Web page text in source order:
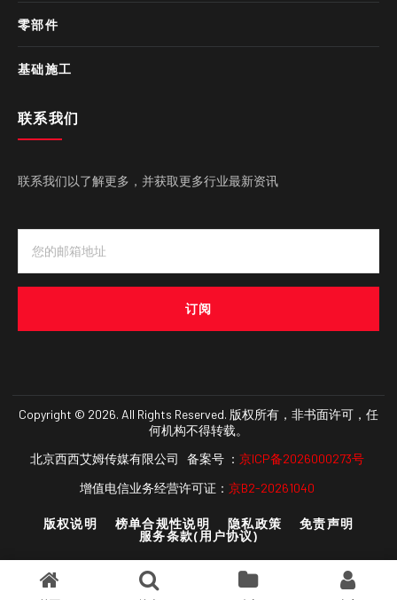
零部件
基础施工
联系我们
联系我们以了解更多，并获取更多行业最新资讯
订阅
Copyright © 2026. All Rights Reserved. 版权所有，非书面许可，任
何机构不得转载。
北京西西艾姆传媒有限公司 备案号 ： 京ICP备2026000273号
增值电信业务经营许可证： 京B2-20261040
版权说明 榜单合规性说明 隐私政策 免责声明
服务条款(用户协议)